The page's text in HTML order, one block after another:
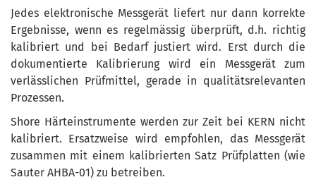
Jedes elektronische Messgerät liefert nur dann korrekte
Ergebnisse, wenn es regelmässig überprüft, d.h. richtig
kalibriert und bei Bedarf justiert wird. Erst durch die
dokumentierte Kalibrierung wird ein Messgerät zum
verlässlichen Prüfmittel, gerade in qualitätsrelevanten
Prozessen.
Shore Härteinstrumente werden zur Zeit bei KERN nicht
kalibriert. Ersatzweise wird empfohlen, das Messgerät
zusammen mit einem kalibrierten Satz Prüfplatten (wie
Sauter AHBA-01) zu betreiben.